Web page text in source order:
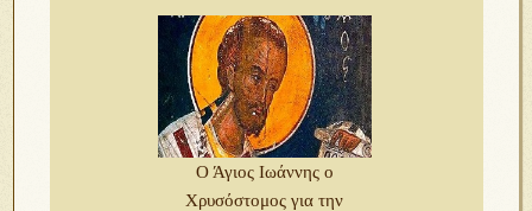
Ο Άγιος Ιωάννης ο
Χρυσόστομος για την